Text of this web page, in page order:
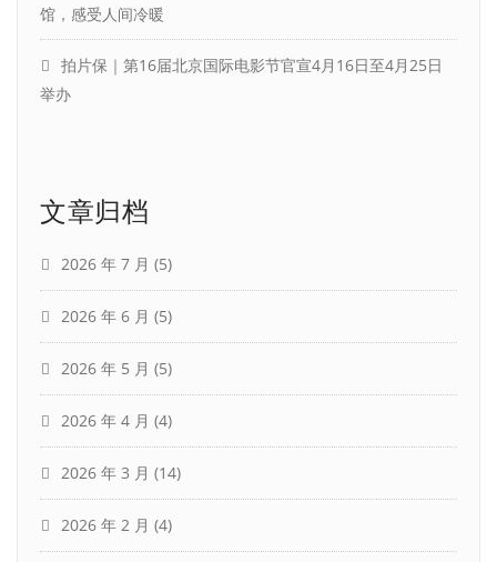
馆，感受人间冷暖
拍片保｜第16届北京国际电影节官宣4月16日至4月25日
举办
文章归档
2026 年 7 月 (5)
2026 年 6 月 (5)
2026 年 5 月 (5)
2026 年 4 月 (4)
2026 年 3 月 (14)
2026 年 2 月 (4)